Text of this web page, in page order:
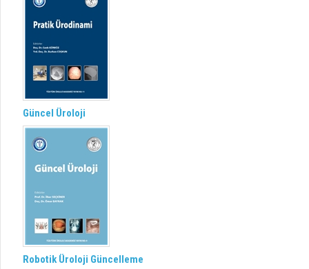
Güncel Üroloji
Robotik Üroloji Güncelleme